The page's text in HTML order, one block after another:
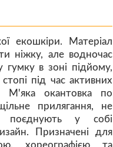
екошкіри. Матеріал
ніжку, але водночас
гумку в зоні підйому,
під час активних
М'яка окантовка по
прилягання, не
поєднують у собі
Призначені для